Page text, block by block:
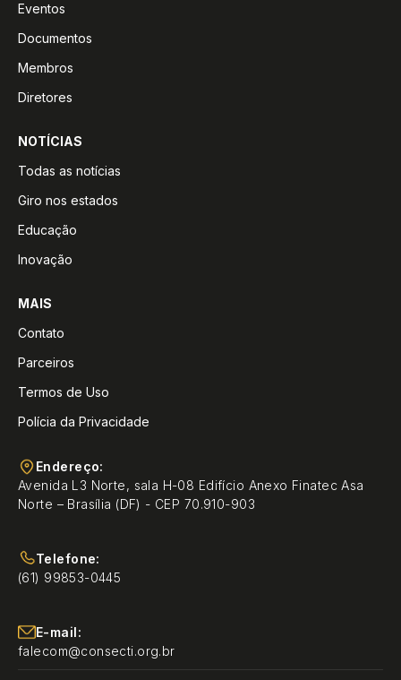
Eventos
Documentos
Membros
Diretores
NOTÍCIAS
Todas as notícias
Giro nos estados
Educação
Inovação
MAIS
Contato
Parceiros
Termos de Uso
Polícia da Privacidade
Endereço:
Avenida L3 Norte, sala H-08 Edifício Anexo Finatec Asa
Norte – Brasília (DF) - CEP 70.910-903
Telefone:
(61) 99853-0445
E-mail:
falecom@consecti.org.br